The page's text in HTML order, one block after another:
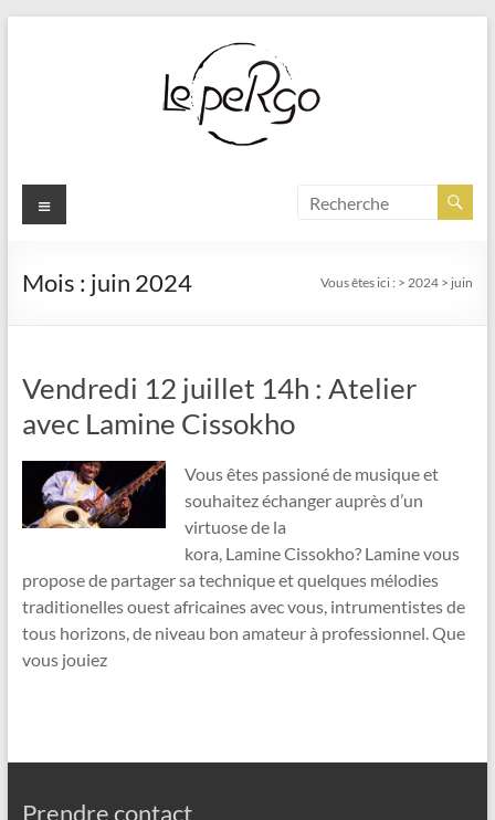
Menu
Mois : juin 2024 Vous êtes ici : >2024 > juin
Vendredi 12 juillet 14h : Atelier
avec Lamine Cissokho
Vous êtes passioné de musique et
souhaitez échanger auprès d’un
virtuose de la
kora, Lamine Cissokho? Lamine vous
propose de partager sa technique et quelques mélodies
traditionelles ouest africaines avec vous, intrumentistes de
tous horizons, de niveau bon amateur à professionnel. Que
vous jouiez
Prendre contact